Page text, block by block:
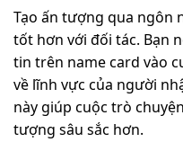
Tạo ấn tượng qua ngôn
tốt hơn với đối tác. Bạn
tin trên name card vào
về lĩnh vực của người
này giúp cuộc trò
tượng sâu sắc hơn.